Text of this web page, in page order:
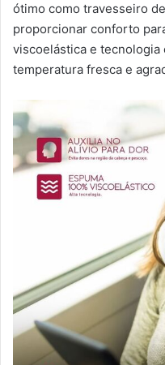
ótimo como travesseiro
proporcionar conforto
viscoelástica e tecnologia
temperatura fresca e